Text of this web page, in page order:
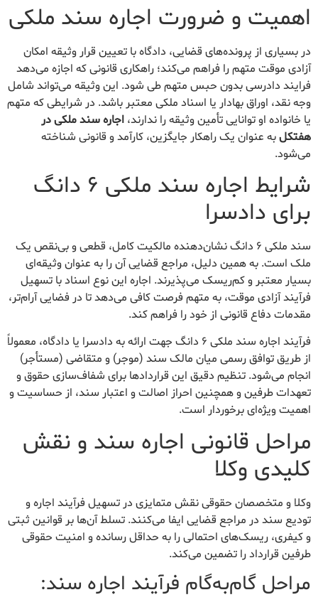
اهمیت و ضرورت اجاره سند ملکی
در بسیاری از پرونده‌های قضایی، دادگاه با تعیین قرار وثیقه امکان
آزادی موقت متهم را فراهم می‌کند؛ راهکاری قانونی که اجازه می‌دهد
فرایند دادرسی بدون حبس متهم طی شود. این وثیقه می‌تواند شامل
وجه نقد، اوراق بهادار یا اسناد ملکی معتبر باشد. در شرایطی که متهم
یا خانواده او توانایی تأمین وثیقه را ندارند، اجاره سند ملکی در
هفتکلبه عنوان یک راهکار جایگزین، کارآمد و قانونی شناخته
می‌شود.
شرایط اجاره سند ملکی ۶ دانگ
برای دادسرا
سند ملکی ۶ دانگ نشان‌دهنده مالکیت کامل، قطعی و بی‌نقص یک
ملک است. به همین دلیل، مراجع قضایی آن را به عنوان وثیقه‌ای
بسیار معتبر و کم‌ریسک می‌پذیرند. اجاره این نوع اسناد با تسهیل
فرآیند آزادی موقت، به متهم فرصت کافی می‌دهد تا در فضایی آرام‌تر،
مقدمات دفاع قانونی از خود را فراهم کند.
فرآیند اجاره سند ملکی ۶ دانگ جهت ارائه به دادسرا یا دادگاه، معمولاً
از طریق توافق رسمی میان مالک سند (موجر) و متقاضی (مستأجر)
انجام می‌شود. تنظیم دقیق این قراردادها برای شفاف‌سازی حقوق و
تعهدات طرفین و همچنین احراز اصالت و اعتبار سند، از حساسیت و
اهمیت ویژه‌ای برخوردار است.
مراحل قانونی اجاره سند و نقش
کلیدی وکلا
وکلا و متخصصان حقوقی نقش متمایزی در تسهیل فرآیند اجاره و
تودیع سند در مراجع قضایی ایفا می‌کنند. تسلط آن‌ها بر قوانین ثبتی
و کیفری، ریسک‌های احتمالی را به حداقل رسانده و امنیت حقوقی
طرفین قرارداد را تضمین می‌کند.
مراحل گام‌به‌گام فرآیند اجاره سند: